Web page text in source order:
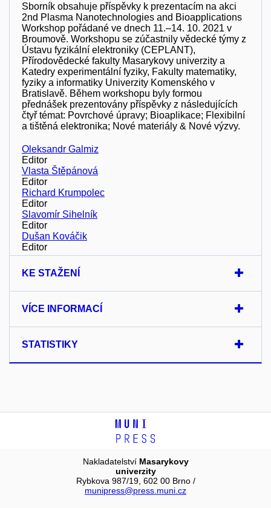
Sborník obsahuje příspěvky k prezentacím na akci
2nd Plasma Nanotechnologies and Bioapplications
Workshop pořádané ve dnech 11.–14. 10. 2021 v
Broumově. Workshopu se zúčastnily vědecké týmy z
Ústavu fyzikální elektroniky (CEPLANT),
Přírodovědecké fakulty Masarykovy univerzity a
Katedry experimentální fyziky, Fakulty matematiky,
fyziky a informatiky Univerzity Komenského v
Bratislavě. Během workshopu byly formou
přednášek prezentovány příspěvky z následujících
čtyř témat: Povrchové úpravy; Bioaplikace; Flexibilní
a tištěná elektronika; Nové materiály & Nové výzvy.
Oleksandr Galmiz
Editor
Vlasta Štěpánová
Editor
Richard Krumpolec
Editor
Slavomír Sihelník
Editor
Dušan Kováčik
Editor
KE STAŽENÍ
VÍCE INFORMACÍ
STATISTIKY
Nakladatelství Masarykovy
univerzity
Rybkova 987/19, 602 00 Brno /
munipress@press.muni.cz